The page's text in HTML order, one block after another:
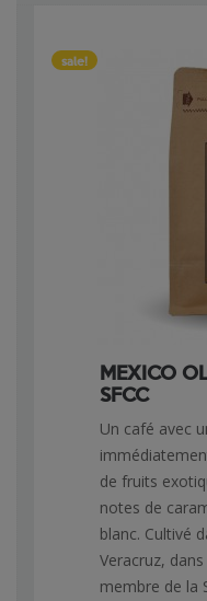
sale!
MEXICO
SFCC
Un café avec
de fruits
notes de
blanc. Cultivé
Veracruz,
membre de la